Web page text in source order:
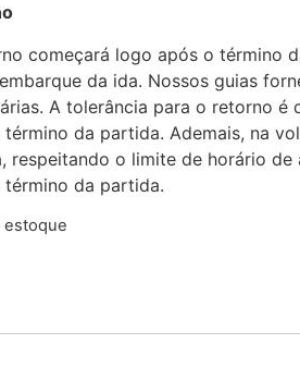
começará logo após o término
da ida. Nossos guias
A tolerância para o retorno é
término da partida. Ademais, na
respeitando o limite de horário de
término da partida.
estoque